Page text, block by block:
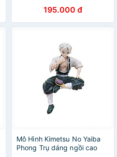
195.000 đ
Mô Hình Kimetsu No Yaiba
Phong Trụ dáng ngồi cao